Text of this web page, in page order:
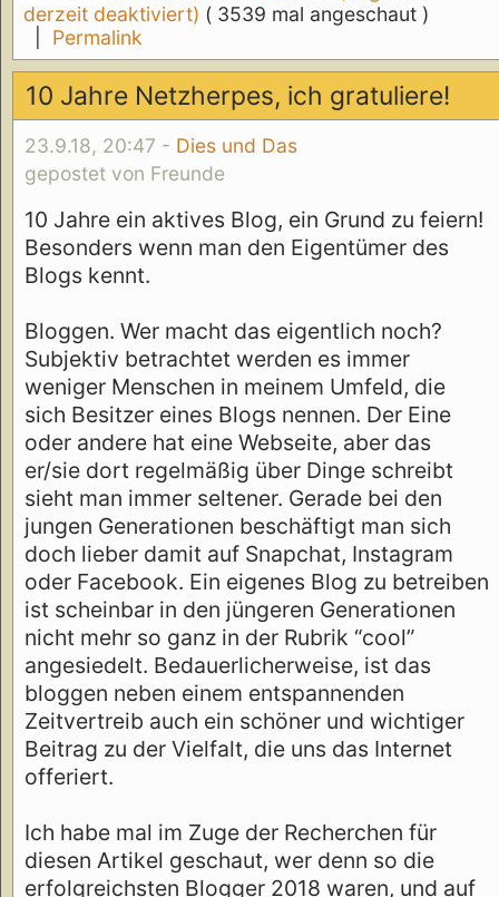
derzeit deaktiviert) ( 3539 mal angeschaut )
Permalink
10 Jahre Netzherpes, ich gratuliere!
23.9.18, 20:47 - Dies und Das
gepostet von Freunde
10 Jahre ein aktives Blog, ein Grund zu feiern!
Besonders wenn man den Eigentümer des
Blogs kennt.
Bloggen. Wer macht das eigentlich noch?
Subjektiv betrachtet werden es immer
weniger Menschen in meinem Umfeld, die
sich Besitzer eines Blogs nennen. Der Eine
oder andere hat eine Webseite, aber das
er/sie dort regelmäßig über Dinge schreibt
sieht man immer seltener. Gerade bei den
jungen Generationen beschäftigt man sich
doch lieber damit auf Snapchat, Instagram
oder Facebook. Ein eigenes Blog zu betreiben
ist scheinbar in den jüngeren Generationen
nicht mehr so ganz in der Rubrik “cool”
angesiedelt. Bedauerlicherweise, ist das
bloggen neben einem entspannenden
Zeitvertreib auch ein schöner und wichtiger
Beitrag zu der Vielfalt, die uns das Internet
offeriert.
Ich habe mal im Zuge der Recherchen für
diesen Artikel geschaut, wer denn so die
erfolgreichsten Blogger 2018 waren, und auf